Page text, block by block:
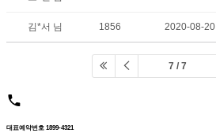
김*서 님 1856 2020-08-20
7 / 7
대표예약번호 1899-4321